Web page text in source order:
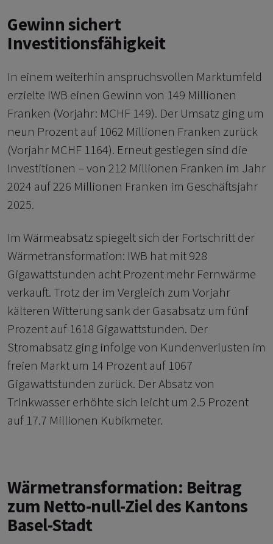
Gewinn sichert
Investitionsfähigkeit
In einem weiterhin anspruchsvollen Marktumfeld
erzielte IWB einen Gewinn von 149 Millionen
Franken (Vorjahr: MCHF 149). Der Umsatz ging um
neun Prozent auf 1062 Millionen Franken zurück
(Vorjahr MCHF 1164). Erneut gestiegen sind die
Investitionen – von 212 Millionen Franken im Jahr
2024 auf 226 Millionen Franken im Geschäftsjahr
2025.
Im Wärmeabsatz spiegelt sich der Fortschritt der
Wärmetransformation: IWB hat mit 928
Gigawattstunden acht Prozent mehr Fernwärme
verkauft. Trotz der im Vergleich zum Vorjahr
kälteren Witterung sank der Gasabsatz um fünf
Prozent auf 1618 Gigawattstunden. Der
Stromabsatz ging infolge von Kundenverlusten im
freien Markt um 14 Prozent auf 1067
Gigawattstunden zurück. Der Absatz von
Trinkwasser erhöhte sich leicht um 2.5 Prozent
auf 17.7 Millionen Kubikmeter.
Wärmetransformation: Beitrag
zum Netto-null-Ziel des Kantons
Basel-Stadt